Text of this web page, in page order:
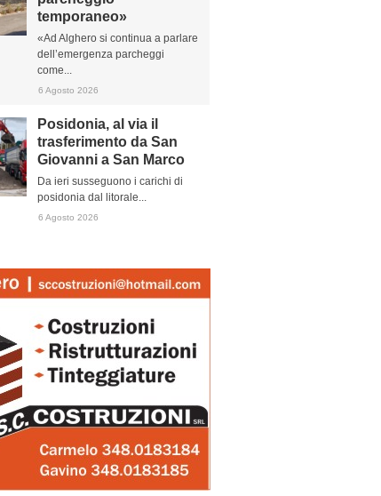
temporaneo»
«Ad Alghero si continua a parlare
dell’emergenza parcheggi
come...
6 Agosto 2026
Posidonia, al via il
trasferimento da San
Giovanni a San Marco
Da ieri susseguono i carichi di
posidonia dal litorale...
6 Agosto 2026